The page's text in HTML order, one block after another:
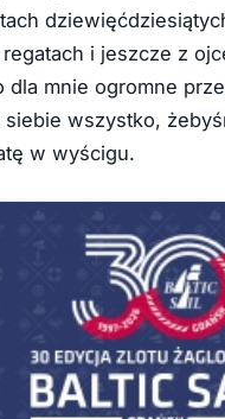
i jeszcze z
dla mnie ogromne
siebie wszystko,
w wyścigu.